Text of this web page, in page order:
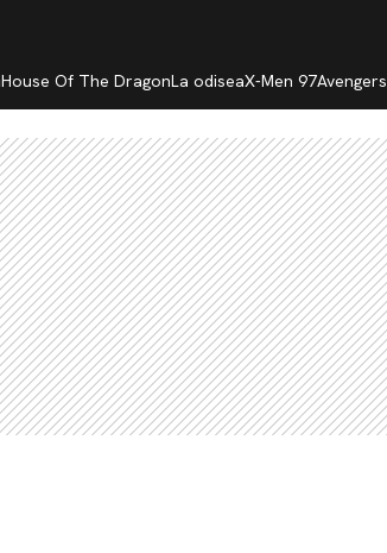
House Of The DragonLa odiseaX-Men 97